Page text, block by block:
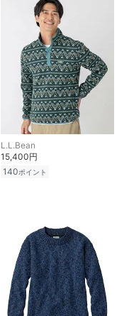
L.L.Bean
15,400円
140ポイント